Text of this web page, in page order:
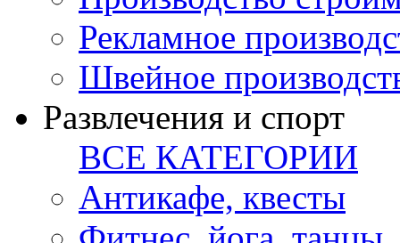
Рекламное
Швейное
Развлечения и спорт
ВСЕ КАТЕГОРИИ
Антикафе, квесты